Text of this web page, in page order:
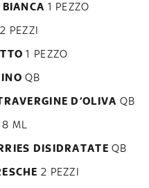
1 PEZZO
2 PEZZI
1 PEZZO
QB
D’OLIVA QB
8 ML
DISIDRATATE QB
2 PEZZI